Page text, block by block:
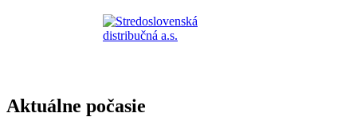
Aktuálne počasie